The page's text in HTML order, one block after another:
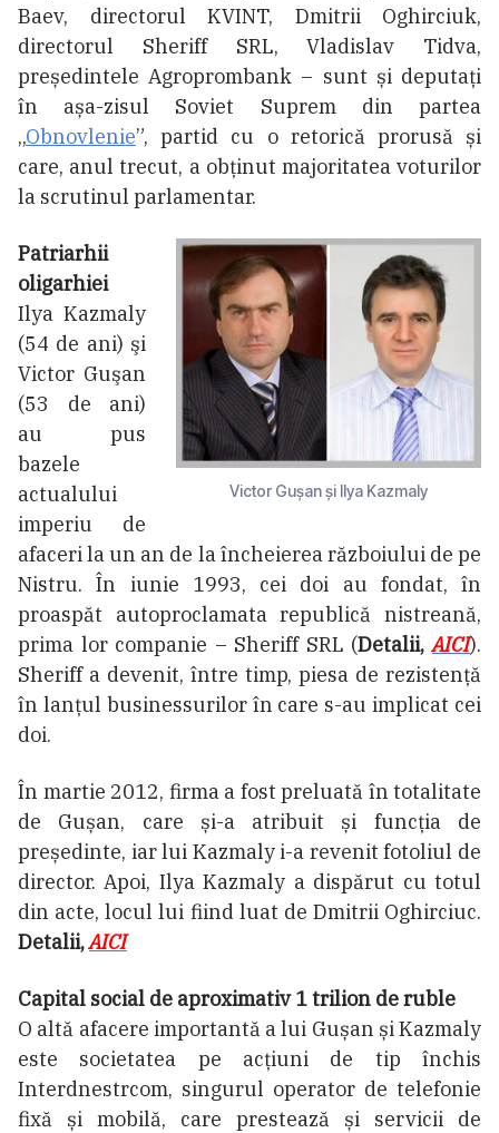
Baev, directorul KVINT, Dmitrii Oghirciuk,
directorul Sheriff SRL, Vladislav Tidva,
președintele Agroprombank – sunt și deputați
în așa-zisul Soviet Suprem din partea
„Obnovlenie”, partid cu o retorică prorusă și
care, anul trecut, a obținut majoritatea voturilor
la scrutinul parlamentar.
Victor Gușan și Ilya Kazmaly
Patriarhii
oligarhiei
Ilya Kazmaly
(54 de ani) şi
Victor Guşan
(53 de ani)
au pus
bazele
actualului
imperiu de
afaceri la un an de la încheierea războiului de pe
Nistru. În iunie 1993, cei doi au fondat, în
proaspăt autoproclamata republică nistreană,
prima lor companie – Sheriff SRL (Detalii,AICI).
Sheriff a devenit, între timp, piesa de rezistență
în lanțul businessurilor în care s-au implicat cei
doi.
În martie 2012, firma a fost preluată în totalitate
de Gușan, care și-a atribuit și funcția de
președinte, iar lui Kazmaly i-a revenit fotoliul de
director. Apoi, Ilya Kazmaly a dispărut cu totul
din acte, locul lui fiind luat de Dmitrii Oghirciuc.
Detalii,AICI
Capital social de aproximativ 1 trilion de ruble
O altă afacere importantă a lui Gușan și Kazmaly
este societatea pe acțiuni de tip închis
Interdnestrcom, singurul operator de telefonie
fixă și mobilă, care prestează și servicii de